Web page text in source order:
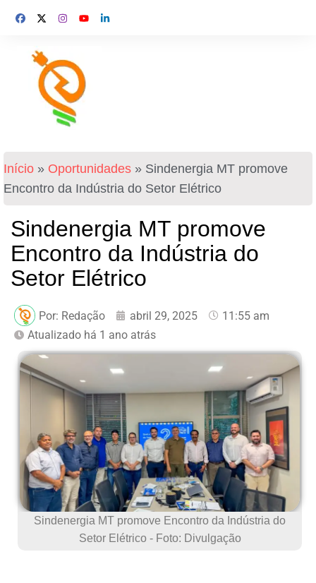
Início » Oportunidades » Sindenergia MT promove
Encontro da Indústria do Setor Elétrico
Sindenergia MT promove
Encontro da Indústria do
Setor Elétrico
Por: Redação abril 29, 2025
11:55 am
Atualizado há 1 ano atrás
Sindenergia MT promove Encontro da Indústria do
Setor Elétrico - Foto: Divulgação